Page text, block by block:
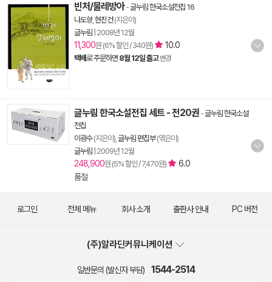
빈처/물레방아-글누림 한국소설전집 16
나도향, 현진건(지은이)
글누림 2008년 12월
11,300원 (6% 할인 / 340원) 10.0
택배로 주문하면 8월 12일 출고 변경
글누림 한국소설전집 세트 - 전20권 -글누림 한국소설
전집
이광수(지은이), 글누림 편집부(엮은이)
글누림 2009년 12월
248,900원 (5% 할인 / 7,470원)
6.0
품절
로그인 전체 메뉴 회사 소개 출판사 안내 PC 버전
(주)알라딘커뮤니케이션
일반문의 (발신자 부담) 1544-2514